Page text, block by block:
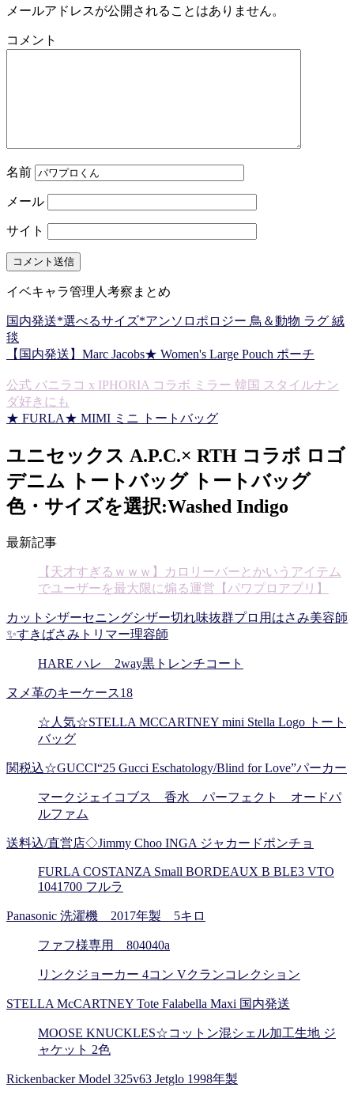
メールアドレスが公開されることはありません。
コメント
名前
メール
サイト
イベキャラ管理人考察まとめ
国内発送*選べるサイズ*アンソロポロジー 鳥＆動物 ラグ 絨
毯
【国内発送】Marc Jacobs★ Women's Large Pouch ポーチ
公式 バニラコ x IPHORIA コラボ ミラー 韓国 スタイルナン
ダ好きにも
★ FURLA★ MIMI ミニ トートバッグ
ユニセックス A.P.C.× RTH コラボ ロゴ
デニム トートバッグ トートバッグ
色・サイズを選択:Washed Indigo
最新記事
【天才すぎるｗｗｗ】カロリーバーとかいうアイテム
でユーザーを最大限に煽る運営【パワプロアプリ】
カットシザーセニングシザー切れ味抜群プロ用はさみ美容師
✨すきばさみトリマー理容師
HARE ハレ 2way黒トレンチコート
ヌメ革のキーケース18
☆人気☆STELLA MCCARTNEY mini Stella Logo トート
バッグ
関税込☆GUCCI“25 Gucci Eschatology/Blind for Love”パーカー
マークジェイコブス 香水 パーフェクト オードパ
ルファム
送料込/直営店◇Jimmy Choo INGA ジャカードポンチョ
FURLA COSTANZA Small BORDEAUX B BLE3 VTO
1041700 フルラ
Panasonic 洗濯機 2017年製 5キロ
ファフ様専用 804040a
リンクジョーカー 4コン Vクランコレクション
STELLA McCARTNEY Tote Falabella Maxi 国内発送
MOOSE KNUCKLES☆コットン混シェル加工生地 ジ
ャケット 2色
Rickenbacker Model 325v63 Jetglo 1998年製